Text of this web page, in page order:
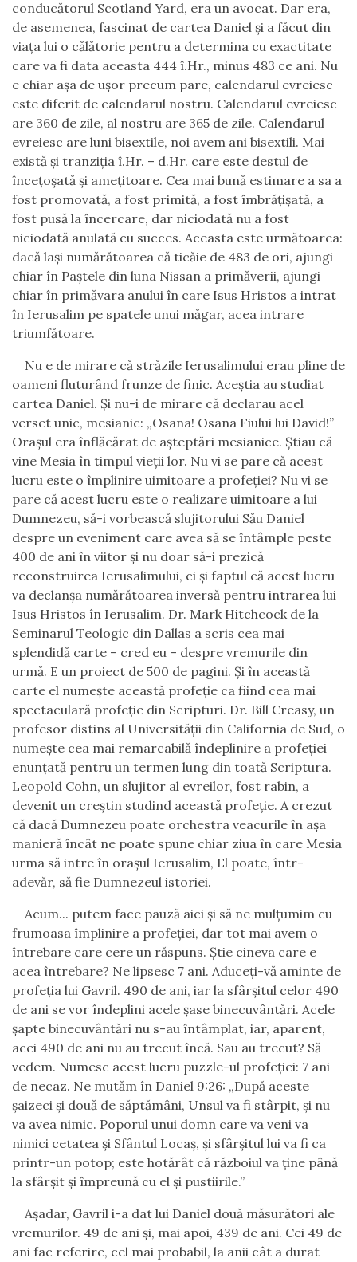
conducătorul Scotland Yard, era un avocat. Dar era,
de asemenea, fascinat de cartea Daniel și a făcut din
viața lui o călătorie pentru a determina cu exactitate
care va fi data aceasta 444 î.Hr., minus 483 ce ani. Nu
e chiar așa de ușor precum pare, calendarul evreiesc
este diferit de calendarul nostru. Calendarul evreiesc
are 360 de zile, al nostru are 365 de zile. Calendarul
evreiesc are luni bisextile, noi avem ani bisextili. Mai
există și tranziția î.Hr. – d.Hr. care este destul de
încețoșată și amețitoare. Cea mai bună estimare a sa a
fost promovată, a fost primită, a fost îmbrățișată, a
fost pusă la încercare, dar niciodată nu a fost
niciodată anulată cu succes. Aceasta este următoarea:
dacă lași numărătoarea că ticăie de 483 de ori, ajungi
chiar în Paștele din luna Nissan a primăverii, ajungi
chiar în primăvara anului în care Isus Hristos a intrat
în Ierusalim pe spatele unui măgar, acea intrare
triumfătoare.
Nu e de mirare că străzile Ierusalimului erau pline de
oameni fluturând frunze de finic. Aceștia au studiat
cartea Daniel. Și nu-i de mirare că declarau acel
verset unic, mesianic: „Osana! Osana Fiului lui David!”
Orașul era înflăcărat de așteptări mesianice. Știau că
vine Mesia în timpul vieții lor. Nu vi se pare că acest
lucru este o împlinire uimitoare a profeției? Nu vi se
pare că acest lucru este o realizare uimitoare a lui
Dumnezeu, să-i vorbească slujitorului Său Daniel
despre un eveniment care avea să se întâmple peste
400 de ani în viitor și nu doar să-i prezică
reconstruirea Ierusalimului, ci și faptul că acest lucru
va declanșa numărătoarea inversă pentru intrarea lui
Isus Hristos în Ierusalim. Dr. Mark Hitchcock de la
Seminarul Teologic din Dallas a scris cea mai
splendidă carte – cred eu – despre vremurile din
urmă. E un proiect de 500 de pagini. Și în această
carte el numește această profeție ca fiind cea mai
spectaculară profeție din Scripturi. Dr. Bill Creasy, un
profesor distins al Universității din California de Sud, o
numește cea mai remarcabilă îndeplinire a profeției
enunțată pentru un termen lung din toată Scriptura.
Leopold Cohn, un slujitor al evreilor, fost rabin, a
devenit un creștin studind această profeție. A crezut
că dacă Dumnezeu poate orchestra veacurile în așa
manieră încât ne poate spune chiar ziua în care Mesia
urma să intre în orașul Ierusalim, El poate, într-
adevăr, să fie Dumnezeul istoriei.
Acum... putem face pauză aici și să ne mulțumim cu
frumoasa împlinire a profeției, dar tot mai avem o
întrebare care cere un răspuns. Știe cineva care e
acea întrebare? Ne lipsesc 7 ani. Aduceți-vă aminte de
profeția lui Gavril. 490 de ani, iar la sfârșitul celor 490
de ani se vor îndeplini acele șase binecuvântări. Acele
șapte binecuvântări nu s-au întâmplat, iar, aparent,
acei 490 de ani nu au trecut încă. Sau au trecut? Să
vedem. Numesc acest lucru puzzle-ul profeției: 7 ani
de necaz. Ne mutăm în Daniel 9:26: „După aceste
şaizeci şi două de săptămâni, Unsul va fi stârpit, şi nu
va avea nimic. Poporul unui domn care va veni va
nimici cetatea şi Sfântul Locaş, şi sfârşitul lui va fi ca
printr-un potop; este hotărât că războiul va ţine până
la sfârşit şi împreună cu el şi pustiirile.”
Așadar, Gavril i-a dat lui Daniel două măsurători ale
vremurilor. 49 de ani și, mai apoi, 439 de ani. Cei 49 de
ani fac referire, cel mai probabil, la anii cât a durat